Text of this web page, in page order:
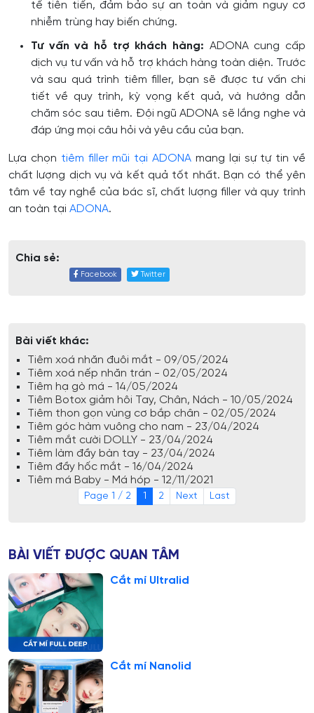
tế tiên tiến, đảm bảo sự an toàn và giảm nguy cơ
nhiễm trùng hay biến chứng.
Tư vấn và hỗ trợ khách hàng: ADONA cung cấp
dịch vụ tư vấn và hỗ trợ khách hàng toàn diện. Trước
và sau quá trình tiêm filler, bạn sẽ được tư vấn chi
tiết về quy trình, kỳ vọng kết quả, và hướng dẫn
chăm sóc sau tiêm. Đội ngũ ADONA sẽ lắng nghe và
đáp ứng mọi câu hỏi và yêu cầu của bạn.
Lựa chọn tiêm filler mũi tại ADONA mang lại sự tự tin về
chất lượng dịch vụ và kết quả tốt nhất. Bạn có thể yên
tâm về tay nghề của bác sĩ, chất lượng filler và quy trình
an toàn tại ADONA.
Chia sẻ:
Facebook Twitter
Bài viết khác:
Tiêm xoá nhăn đuôi mắt - 09/05/2024
Tiêm xoá nếp nhăn trán - 02/05/2024
Tiêm hạ gò má - 14/05/2024
Tiêm Botox giảm hôi Tay, Chân, Nách - 10/05/2024
Tiêm thon gọn vùng cơ bắp chân - 02/05/2024
Tiêm góc hàm vuông cho nam - 23/04/2024
Tiêm mắt cười DOLLY - 23/04/2024
Tiêm làm đầy bàn tay - 23/04/2024
Tiêm đầy hốc mắt - 16/04/2024
Tiêm má Baby - Má hóp - 12/11/2021
Page 1 / 2 1 2 Next Last
BÀI VIẾT ĐƯỢC QUAN TÂM
Cắt mí Ultralid
Cắt mí Nanolid